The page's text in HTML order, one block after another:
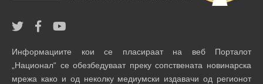
Информациите кои се пласираат на веб Порталот
„Национал“ се обезбедуваат преку сопствената новинарска
мрежа како и од неколку медиумски издавачи од регионот